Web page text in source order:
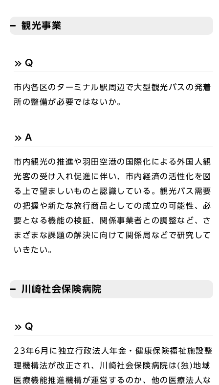
観光事業
Q
市内各区のターミナル駅周辺で大型観光バスの発着
所の整備が必要ではないか。
A
市内観光の推進や羽田空港の国際化による外国人観
光客の受け入れ促進に伴い、市内経済の活性化を図
る上で望ましいものと認識している。観光バス需要
の把握や新たな旅行商品としての成立の可能性、必
要となる機能の検証、関係事業者との調整など、さ
まざまな課題の解決に向けて関係局などで研究して
いきたい。
川崎社会保険病院
Q
23年6月に独立行政法人年金・健康保険福祉施設整
理機構法が改正され、川崎社会保険病院は(独)地域
医療機能推進機構が運営するのか、他の医療法人な